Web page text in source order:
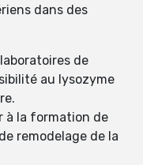
dans des
de
au lysozyme
à la formation de
remodelage de la